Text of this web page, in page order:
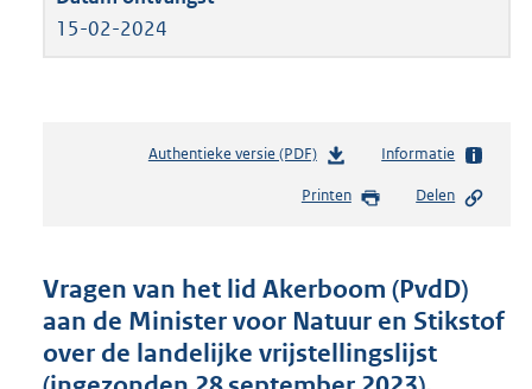
15-02-2024
Authentieke versie (PDF)b
s
n
d
s
g
r
Informatie
Printen Delen
Vragen van het lid Akerboom (PvdD)
aan de Minister voor Natuur en Stikstof
over de landelijke vrijstellingslijst